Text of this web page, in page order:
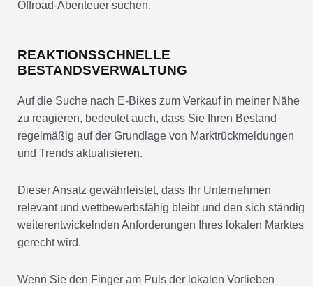
Offroad-Abenteuer suchen.
REAKTIONSSCHNELLE
BESTANDSVERWALTUNG
Auf die Suche nach E-Bikes zum Verkauf in meiner Nähe
zu reagieren, bedeutet auch, dass Sie Ihren Bestand
regelmäßig auf der Grundlage von Marktrückmeldungen
und Trends aktualisieren.
Dieser Ansatz gewährleistet, dass Ihr Unternehmen
relevant und wettbewerbsfähig bleibt und den sich ständig
weiterentwickelnden Anforderungen Ihres lokalen Marktes
gerecht wird.
Wenn Sie den Finger am Puls der lokalen Vorlieben